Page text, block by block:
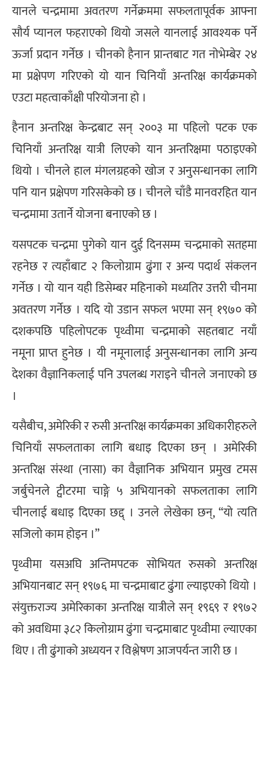
यानले चन्द्रमामा अवतरण गर्नेक्रममा सफलतापूर्वक आफ्ना
सौर्य प्यानल फहराएको थियो जसले यानलाई आवश्यक पर्ने
ऊर्जा प्रदान गर्नेछ । चीनको हैनान प्रान्तबाट गत नोभेम्बेर २४
मा प्रक्षेपण गरिएको यो यान चिनियाँ अन्तरिक्ष कार्यक्रमको
एउटा महत्वाकाँक्षी परियोजना हो ।
हैनान अन्तरिक्ष केन्द्रबाट सन् २००३ मा पहिलो पटक एक
चिनियाँ अन्तरिक्ष यात्री लिएको यान अन्तरिक्षमा पठाइएको
थियो । चीनले हाल मंगलग्रहको खोज र अनुसन्धानका लागि
पनि यान प्रक्षेपण गरिसकेको छ । चीनले चाँडै मानवरहित यान
चन्द्रमामा उतार्ने योजना बनाएको छ ।
यसपटक चन्द्रमा पुगेको यान दुई दिनसम्म चन्द्रमाको सतहमा
रहनेछ र त्यहाँबाट २ किलोग्राम ढुंगा र अन्य पदार्थ संकलन
गर्नेछ । यो यान यही डिसेम्बर महिनाको मध्यतिर उत्तरी चीनमा
अवतरण गर्नेछ । यदि यो उडान सफल भएमा सन् १९७० को
दशकपछि पहिलोपटक पृथ्वीमा चन्द्रमाको सहतबाट नयाँ
नमूना प्राप्त हुनेछ । यी नमूनालाई अनुसन्धानका लागि अन्य
देशका वैज्ञानिकलाई पनि उपलब्ध गराइने चीनले जनाएको छ
।
यसैबीच, अमेरिकी र रुसी अन्तरिक्ष कार्यक्रमका अधिकारीहरुले
चिनियाँ सफलताका लागि बधाइ दिएका छन् । अमेरिकी
अन्तरिक्ष संस्था (नासा) का वैज्ञानिक अभियान प्रमुख टमस
जर्बुचेनले ट्वीटरमा चाङ्गे ५ अभियानको सफलताका लागि
चीनलाई बधाइ दिएका छद्द् । उनले लेखेका छन्, “यो त्यति
सजिलो काम होइन ।”
पृथ्वीमा यसअघि अन्तिमपटक सोभियत रुसको अन्तरिक्ष
अभियानबाट सन् १९७६ मा चन्द्रमाबाट ढुंगा ल्याइएको थियो ।
संयुक्तराज्य अमेरिकाका अन्तरिक्ष यात्रीले सन् १९६९ र १९७२
को अवधिमा ३८२ किलोग्राम ढुंगा चन्द्रमाबाट पृथ्वीमा ल्याएका
थिए । ती ढुंगाको अध्ययन र विश्लेषण आजपर्यन्त जारी छ ।